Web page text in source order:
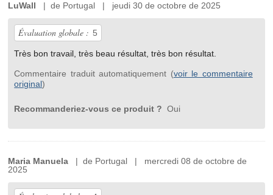
LuWall | de Portugal | jeudi 30 de octobre de 2025
Évaluation globale : 5
Très bon travail, très beau résultat, très bon résultat.
Commentaire traduit automatiquement (voir le commentaire
original)
Recommanderiez-vous ce produit ? Oui
Maria Manuela | de Portugal | mercredi 08 de octobre de
2025